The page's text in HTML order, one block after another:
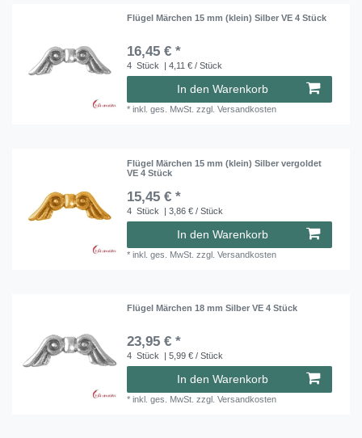
Flügel Märchen 15 mm (klein) Silber VE 4 Stück
16,45 € *
4 Stück | 4,11 € / Stück
In den Warenkorb
*inkl. ges. MwSt. zzgl.Versandkosten
Flügel Märchen 15 mm (klein) Silber vergoldet
VE 4 Stück
15,45 € *
4 Stück | 3,86 € / Stück
In den Warenkorb
*inkl. ges. MwSt. zzgl.Versandkosten
Flügel Märchen 18 mm Silber VE 4 Stück
23,95 € *
4 Stück | 5,99 € / Stück
In den Warenkorb
*inkl. ges. MwSt. zzgl.Versandkosten